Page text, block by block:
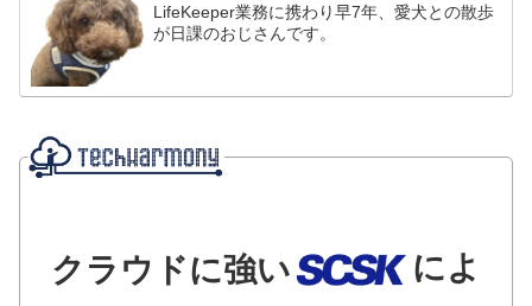
LifeKeeper業務に携わり早7年、愛犬との散歩
が日課のおじさんです。
クラウドに強い
によ